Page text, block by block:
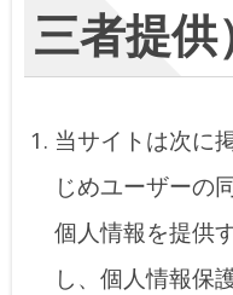
三者提供
当サイトは次に
じめユーザーの
個人情報を提供
し、個人情報保